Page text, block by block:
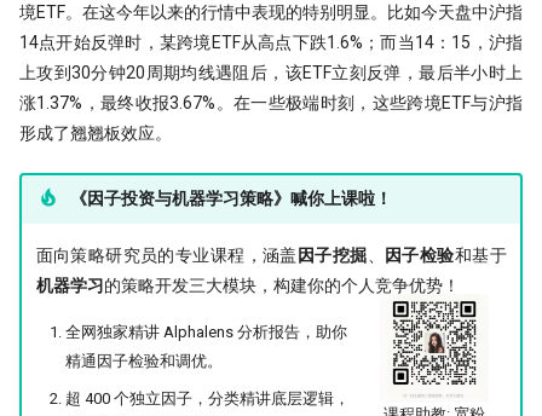
境ETF。在这今年以来的行情中表现的特别明显。比如今天盘中沪指
14点开始反弹时，某跨境ETF从高点下跌1.6%；而当14：15，沪指
上攻到30分钟20周期均线遇阻后，该ETF立刻反弹，最后半小时上
涨1.37%，最终收报3.67%。在一些极端时刻，这些跨境ETF与沪指
形成了翘翘板效应。
《因子投资与机器学习策略》喊你上课啦！
面向策略研究员的专业课程，涵盖 因子挖掘、 因子检验和基于
机器学习的策略开发三大模块，构建你的个人竞争优势！
全网独家精讲 Alphalens 分析报告，助你
精通因子检验和调优。
超 400 个独立因子，分类精讲底层逻辑，